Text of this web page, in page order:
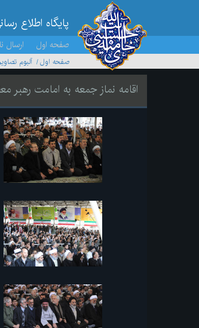
پایگاه اطلاع
صفحه اول ارسال
صفحه اول آلبوم
اقامه نماز جمعه به امامت رهبر